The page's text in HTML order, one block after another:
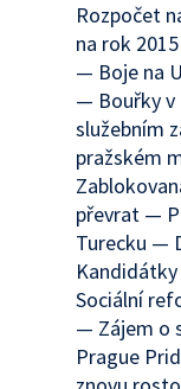
Rozpočet
na rok
— Boje na
— Bouřky v
služebním
pražském
převrat —
Turecku —
Sociální
— Zájem o
Prague